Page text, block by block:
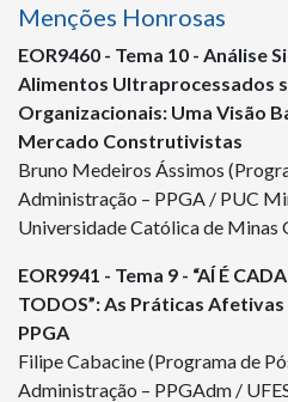
Menções Honrosas
EOR9460 - Tema 10 - Análise
Alimentos Ultraprocessados
Organizacionais: Uma Visão
Mercado Construtivistas
Bruno Medeiros Ássimos
Administração – PPGA / PUC
Universidade Católica de Minas
EOR9941 - Tema 9 - “AÍ É
TODOS”: As Práticas Afetivas
PPGA
Filipe Cabacine (Programa de
Administração – PPGAdm /